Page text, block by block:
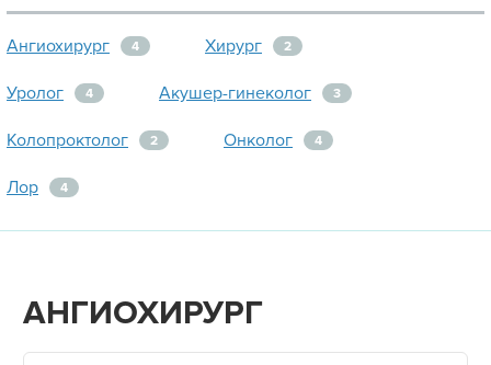
Ангиохирург 4 Хирург 2
Уролог 4 Акушер-гинеколог 3
Колопроктолог 2 Онколог 4
Лор 4
АНГИОХИРУРГ